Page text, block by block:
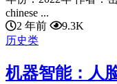
chinese ...
2 年前
9.3K
历史类
机器智能：人